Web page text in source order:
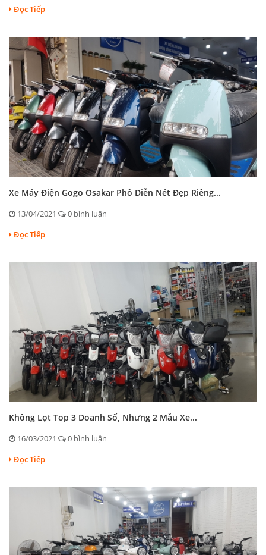
Đọc Tiếp
Xe Máy Điện Gogo Osakar Phô Diễn Nét Đẹp Riêng...
13/04/2021
0 bình luận
Đọc Tiếp
Không Lọt Top 3 Doanh Số, Nhưng 2 Mẫu Xe...
16/03/2021
0 bình luận
Đọc Tiếp